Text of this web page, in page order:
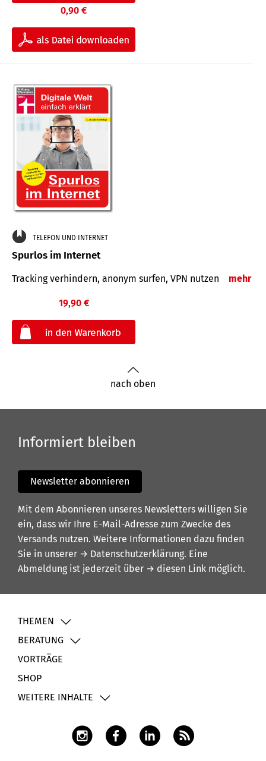
0,90 €
TELEFON UND INTERNET
Spurlos im Internet
Tracking verhindern, anonym surfen, VPN nutzen mehr
19,90 €
nach oben
Informiert bleiben
Newsletter abonnieren
Mit dem Abonnieren unseres Newsletters willigen Sie
ein, dass wir Ihre E-Mail-Adresse zum Zwecke des
Versands nutzen. Weitere Informationen dazu finden
Sie in unserer → Datenschutzerklärung. Eine
Abmeldung ist jederzeit über → diesen Link möglich.
THEMEN
BERATUNG
VORTRÄGE
SHOP
WEITERE INHALTE